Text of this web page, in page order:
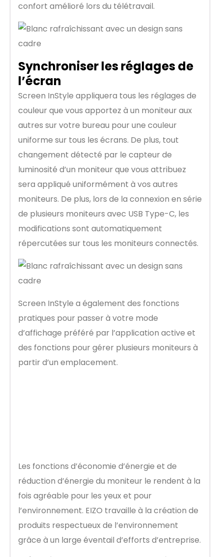
confort amélioré lors du télétravail.
Synchroniser les réglages de
l’écran
Screen InStyle appliquera tous les réglages de
couleur que vous apportez à un moniteur aux
autres sur votre bureau pour une couleur
uniforme sur tous les écrans. De plus, tout
changement détecté par le capteur de
luminosité d’un moniteur que vous attribuez
sera appliqué uniformément à vos autres
moniteurs. De plus, lors de la connexion en série
de plusieurs moniteurs avec USB Type-C, les
modifications sont automatiquement
répercutées sur tous les moniteurs connectés.
Screen InStyle a également des fonctions
pratiques pour passer à votre mode
d’affichage préféré par l’application active et
des fonctions pour gérer plusieurs moniteurs à
partir d’un emplacement.
Les fonctions d’économie d’énergie et de
réduction d’énergie du moniteur le rendent à la
fois agréable pour les yeux et pour
l’environnement. EIZO travaille à la création de
produits respectueux de l’environnement
grâce à un large éventail d’efforts d’entreprise.